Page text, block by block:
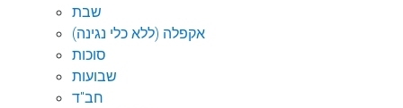
שבת
אקפלה (ללא כלי נגינה)
סוכות
שבועות
חב"ד